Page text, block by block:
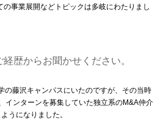
の事業展開などトピックは多岐にわたりまし
歴からお聞かせください。
の藤沢キャンパスにいたのですが、その当時
インターンを募集していた独立系のM&A仲介
うになりました。